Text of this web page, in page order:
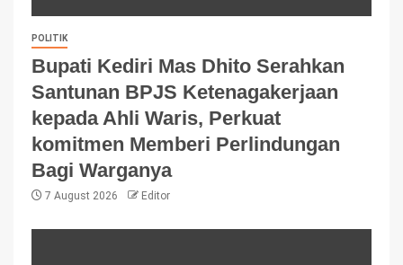
POLITIK
Bupati Kediri Mas Dhito Serahkan
Santunan BPJS Ketenagakerjaan
kepada Ahli Waris, Perkuat
komitmen Memberi Perlindungan
Bagi Warganya
7 August 2026 Editor